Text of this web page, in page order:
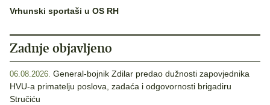
Vrhunski sportaši u OS RH
Zadnje objavljeno
06.08.2026. General-bojnik Zdilar predao dužnosti zapovjednika
HVU-a primatelju poslova, zadaća i odgovornosti brigadiru
Stručiću